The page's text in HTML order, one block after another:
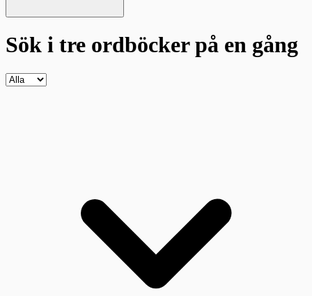
Sök i tre ordböckerpå en gång